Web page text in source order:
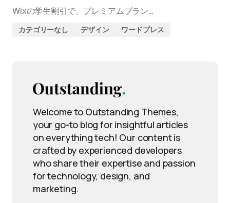
Wixの学生割引で、プレミアムプラン…
カテゴリーなし デザイン ワードプレス
Welcome to Outstanding Themes,
your go-to blog for insightful articles
on everything tech! Our content is
crafted by experienced developers
who share their expertise and passion
for technology, design, and
marketing.